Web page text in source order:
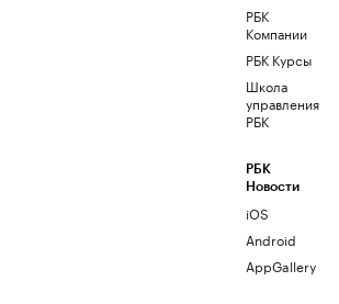
РБК
Компании
РБК Курсы
Школа
управления
РБК
РБК
Новости
iOS
Android
AppGallery